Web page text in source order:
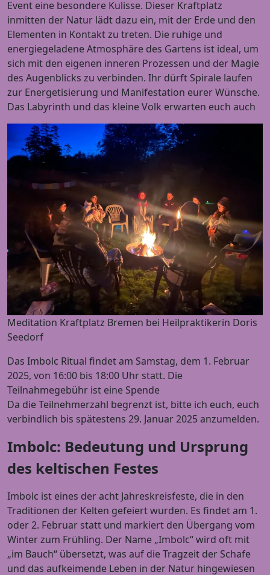
Event eine besondere Kulisse. Dieser Kraftplatz
inmitten der Natur lädt dazu ein, mit der Erde und den
Elementen in Kontakt zu treten. Die ruhige und
energiegeladene Atmosphäre des Gartens ist ideal, um
sich mit den eigenen inneren Prozessen und der Magie
des Augenblicks zu verbinden. Ihr dürft Spirale laufen
zur Energetisierung und Manifestation eurer Wünsche.
Das Labyrinth und das kleine Volk erwarten euch auch
Meditation Kraftplatz Bremen bei Heilpraktikerin Doris
Seedorf
Das Imbolc Ritual findet am Samstag, dem 1. Februar
2025, von 16:00 bis 18:00 Uhr statt. Die
Teilnahmegebühr ist eine Spende
Da die Teilnehmerzahl begrenzt ist, bitte ich euch, euch
verbindlich bis spätestens 29. Januar 2025 anzumelden.
Imbolc: Bedeutung und Ursprung
des keltischen Festes
Imbolc ist eines der acht Jahreskreisfeste, die in den
Traditionen der Kelten gefeiert wurden. Es findet am 1.
oder 2. Februar statt und markiert den Übergang vom
Winter zum Frühling. Der Name „Imbolc“ wird oft mit
„im Bauch“ übersetzt, was auf die Tragzeit der Schafe
und das aufkeimende Leben in der Natur hingewiesen